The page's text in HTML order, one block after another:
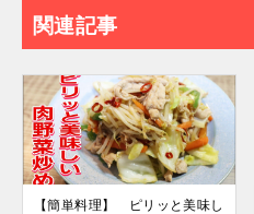
関連記事
【簡単料理】 ピリッと美味し